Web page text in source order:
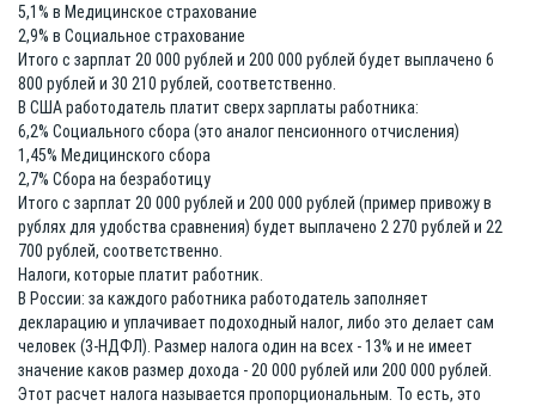
5,1% в Медицинское страхование
2,9% в Социальное страхование
Итого с зарплат 20 000 рублей и 200 000 рублей будет выплачено 6
800 рублей и 30 210 рублей, соответственно.
В США работодатель платит сверх зарплаты работника:
6,2% Социального сбора (это аналог пенсионного отчисления)
1,45% Медицинского сбора
2,7% Сбора на безработицу
Итого с зарплат 20 000 рублей и 200 000 рублей (пример привожу в
рублях для удобства сравнения) будет выплачено 2 270 рублей и 22
700 рублей, соответственно.
Налоги, которые платит работник.
В России: за каждого работника работодатель заполняет
декларацию и уплачивает подоходный налог, либо это делает сам
человек (3-НДФЛ). Размер налога один на всех - 13% и не имеет
значение каков размер дохода - 20 000 рублей или 200 000 рублей.
Этот расчет налога называется пропорциональным. То есть, это